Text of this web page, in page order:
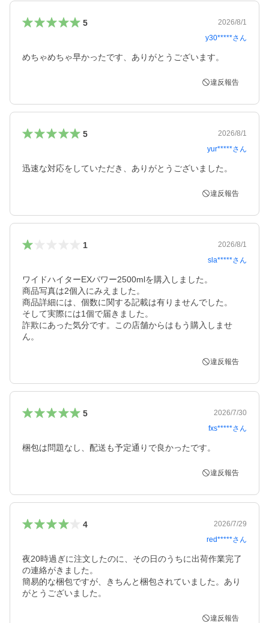
5
2026/8/1
y30*****さん
めちゃめちゃ早かったです、ありがとうございます。
違反報告
5
2026/8/1
yur*****さん
迅速な対応をしていただき、ありがとうございました。
違反報告
1
2026/8/1
sla*****さん
ワイドハイターEXパワー2500mlを購入しました。
商品写真は2個入にみえました。
商品詳細には、個数に関する記載は有りませんでした。
そして実際には1個で届きました。
詐欺にあった気分です。この店舗からはもう購入しませ
ん。
違反報告
5
2026/7/30
fxs*****さん
梱包は問題なし、配送も予定通りで良かったです。
違反報告
4
2026/7/29
red*****さん
夜20時過ぎに注文したのに、その日のうちに出荷作業完了
の連絡がきました。
簡易的な梱包ですが、きちんと梱包されていました。あり
がとうございました。
違反報告